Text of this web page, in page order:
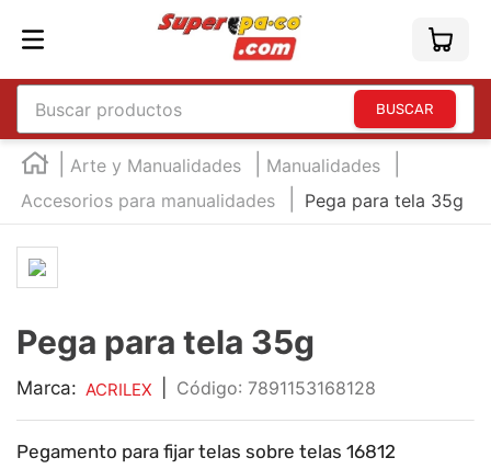
Buscar productos
Arte y Manualidades
Manualidades
Accesorios para manualidades
Pega para tela 35g
Pega para tela 35g
Marca: ACRILEX : 7891153168128
Pegamento para fijar telas sobre telas 16812
TÉRMINOS MÁS BUSCADOS
england
2.
marcador e300
3
5.
mouse
6.
marcadores
7.
audifonos
8.
teclado